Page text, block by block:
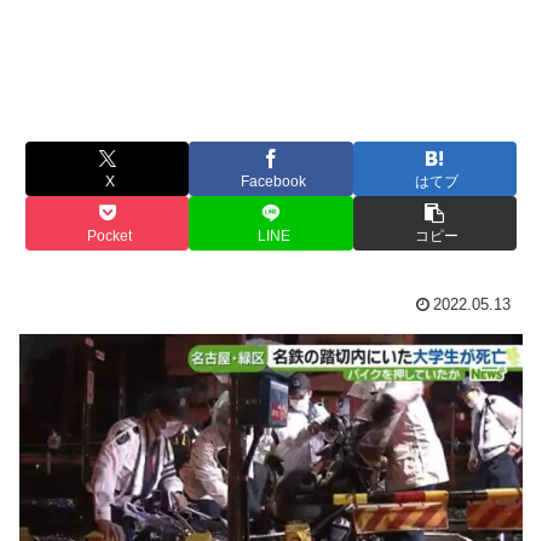
X Facebook はてブ
Pocket LINE コピー
2022.05.13